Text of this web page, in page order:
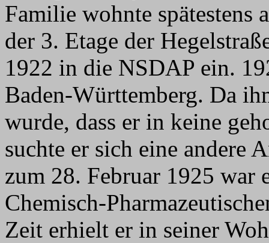
Familie wohnte spätestens
der 3. Etage der
1922 in die NSDAP ein.
Baden-Württemberg. Da
wurde, dass er in keine
suchte er sich eine andere
zum 28. Februar 1925 war
Chemisch-
Zeit erhielt er in seiner